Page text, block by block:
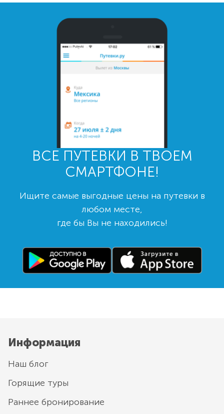
ВСЕ ПУТЕВКИ В ТВОЕМ
СМАРТФОНЕ!
Ищите самые выгодные цены на путевки в
любом месте,
где бы Вы не находились!
Информация
Наш блог
Горящие туры
Раннее бронирование